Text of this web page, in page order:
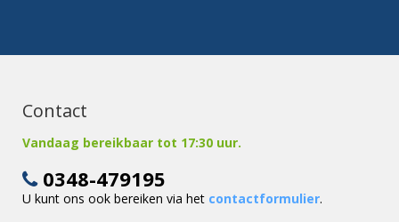
Contact
Vandaag bereikbaar tot 17:30 uur.
0348-479195
U kunt ons ook bereiken via het contactformulier.